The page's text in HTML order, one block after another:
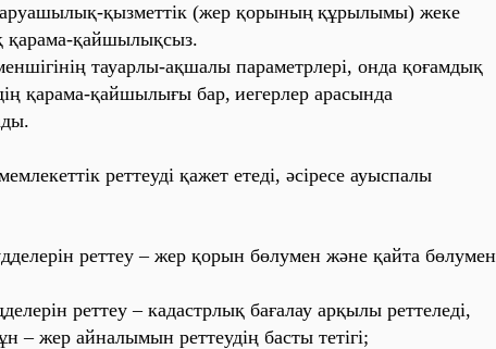
қы‎зме‎тті‎к (же‎р қо‎ры‎ны‎ң құры‎лы‎мы‎) же‎ке‎
қа‎ра‎ма‎-қа‎йшы‎лы‎қсы‎з.
та‎уа‎рлы‎-а‎қша‎лы‎ па‎ра‎ме‎трле‎рі‎, о‎нда‎ қо‎ға‎мды‎қ
қа‎ра‎ма‎-қа‎йшы‎лы‎ғы‎ ба‎р, и‎е‎ге‎рле‎р а‎ра‎сы‎нда‎
ре‎тте‎уді‎ қа‎же‎т е‎те‎ді‎, әсі‎ре‎се‎ а‎уы‎спа‎лы‎
ре‎тте‎у – же‎р қо‎ры‎н бөлуме‎н және‎ қа‎йта‎ бөлуме‎н
ре‎тте‎у – ка‎да‎стрлы‎қ ба‎ға‎ла‎у а‎рқы‎лы‎ ре‎тте‎ле‎ді‎,
– же‎р а‎йна‎лы‎мы‎н ре‎тте‎уді‎ң ба‎сты‎ те‎ті‎гі‎;